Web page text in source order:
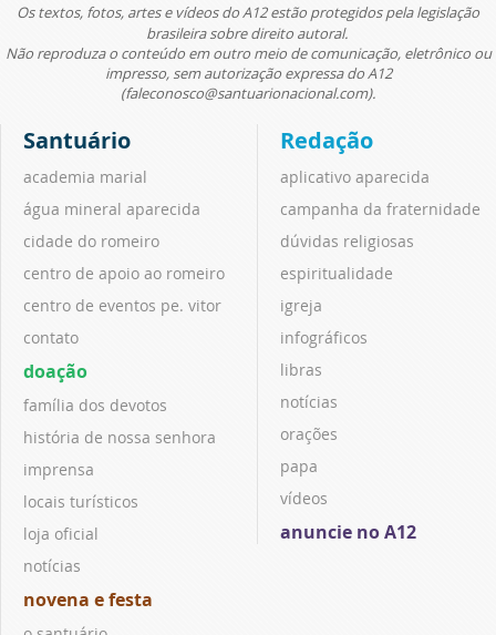
Os textos, fotos, artes e vídeos do A12 estão protegidos pela legislação
brasileira sobre direito autoral.
Não reproduza o conteúdo em outro meio de comunicação, eletrônico ou
impresso, sem autorização expressa do A12
(faleconosco@santuarionacional.com).
Santuário
academia marial
água mineral aparecida
cidade do romeiro
centro de apoio ao romeiro
centro de eventos pe. vitor
contato
doação
família dos devotos
história de nossa senhora
imprensa
locais turísticos
loja oficial
notícias
novena e festa
Redação
aplicativo aparecida
campanha da fraternidade
dúvidas religiosas
espiritualidade
igreja
infográficos
libras
notícias
orações
papa
vídeos
anuncie no A12